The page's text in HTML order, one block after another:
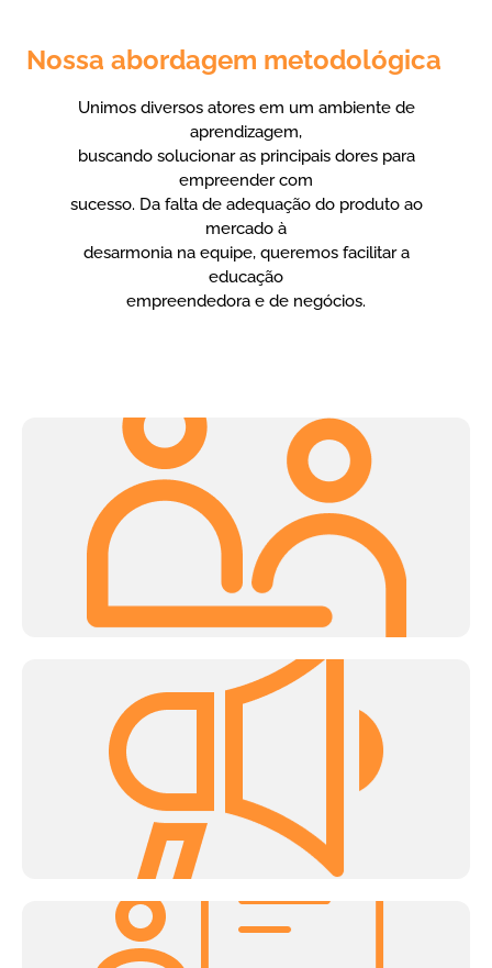
Nossa abordagem metodológica
Unimos diversos atores em um ambiente de
aprendizagem,
buscando solucionar as principais dores para
empreender com
sucesso. Da falta de adequação do produto ao
mercado à
desarmonia na equipe, queremos facilitar a
educação
empreendedora e de negócios.
Encontros com mentores especializados e experientes com
foco em apoio personalizado para os desafios particulares de
cada empreendedor(a) e startup.
Aulas online com especialistas nos mais diversos
segmentos como uma rica fonte de conteúdo.